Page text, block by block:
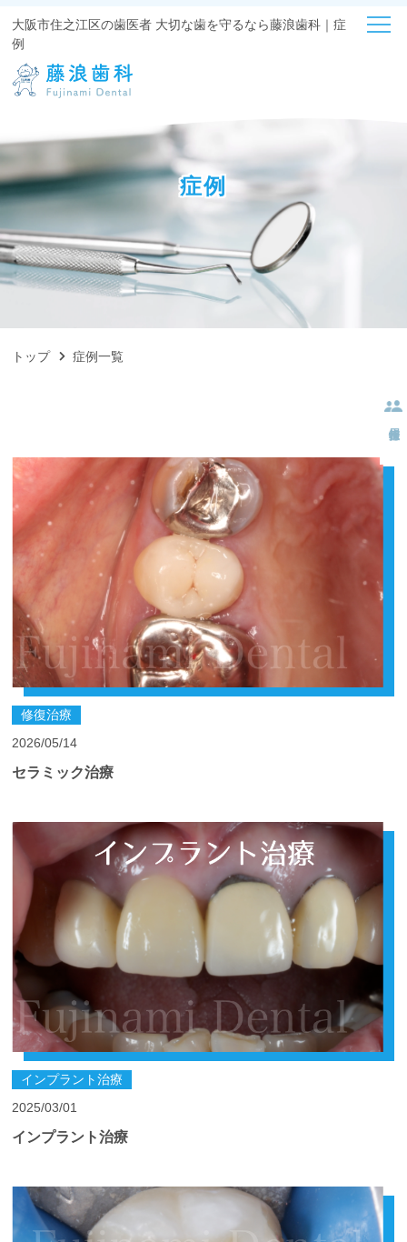
大阪市住之江区の歯医者 大切な歯を守るなら藤浪歯科｜症
例
症例
トップ 症例一覧
修復治療
2026/05/14
セラミック治療
インプラント治療
2025/03/01
インプラント治療